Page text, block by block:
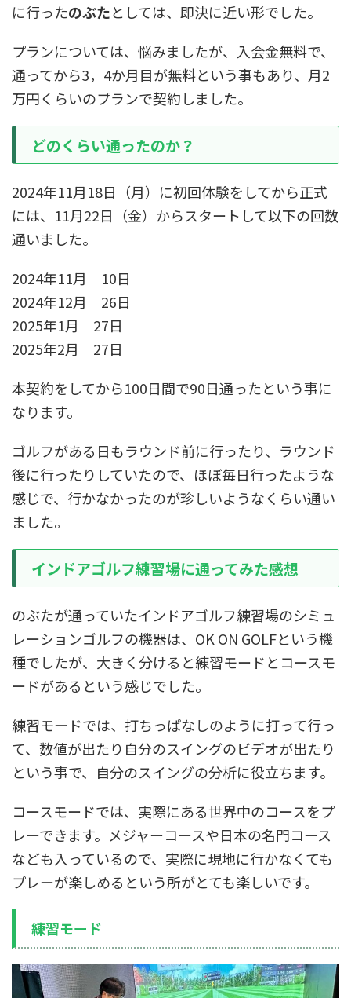
に行ったのぶたとしては、即決に近い形でした。
プランについては、悩みましたが、入会金無料で、
通ってから3，4か月目が無料という事もあり、月2
万円くらいのプランで契約しました。
どのくらい通ったのか？
2024年11月18日（月）に初回体験をしてから正式
には、11月22日（金）からスタートして以下の回数
通いました。
2024年11月 10日
2024年12月 26日
2025年1月 27日
2025年2月 27日
本契約をしてから100日間で90日通ったという事に
なります。
ゴルフがある日もラウンド前に行ったり、ラウンド
後に行ったりしていたので、ほぼ毎日行ったような
感じで、行かなかったのが珍しいようなくらい通い
ました。
インドアゴルフ練習場に通ってみた感想
のぶたが通っていたインドアゴルフ練習場のシミュ
レーションゴルフの機器は、OK ON GOLFという機
種でしたが、大きく分けると練習モードとコースモ
ードがあるという感じでした。
練習モードでは、打ちっぱなしのように打って行っ
て、数値が出たり自分のスイングのビデオが出たり
という事で、自分のスイングの分析に役立ちます。
コースモードでは、実際にある世界中のコースをプ
レーできます。メジャーコースや日本の名門コース
なども入っているので、実際に現地に行かなくても
プレーが楽しめるという所がとても楽しいです。
練習モード